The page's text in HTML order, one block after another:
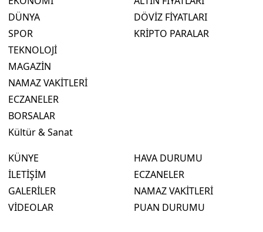
DÜNYA
SPOR
TEKNOLOJİ
MAGAZİN
NAMAZ VAKİTLERİ
ECZANELER
BORSALAR
Kültür & Sanat
DÖVİZ FİYATLARI
KRİPTO PARALAR
KÜNYE
İLETİŞİM
GALERİLER
VİDEOLAR
HAVA DURUMU
ECZANELER
NAMAZ VAKİTLERİ
PUAN DURUMU